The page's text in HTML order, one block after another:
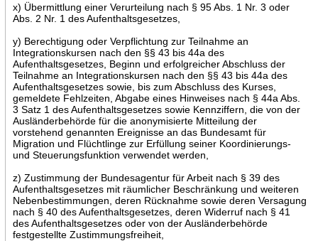
x) Übermittlung einer Verurteilung nach § 95 Abs. 1 Nr. 3 oder
Abs. 2 Nr. 1 des Aufenthaltsgesetzes,
y) Berechtigung oder Verpflichtung zur Teilnahme an
Integrationskursen nach den §§ 43 bis 44a des
Aufenthaltsgesetzes, Beginn und erfolgreicher Abschluss der
Teilnahme an Integrationskursen nach den §§ 43 bis 44a des
Aufenthaltsgesetzes sowie, bis zum Abschluss des Kurses,
gemeldete Fehlzeiten, Abgabe eines Hinweises nach § 44a Abs.
3 Satz 1 des Aufenthaltsgesetzes sowie Kennziffern, die von der
Ausländerbehörde für die anonymisierte Mitteilung der
vorstehend genannten Ereignisse an das Bundesamt für
Migration und Flüchtlinge zur Erfüllung seiner Koordinierungs-
und Steuerungsfunktion verwendet werden,
z) Zustimmung der Bundesagentur für Arbeit nach § 39 des
Aufenthaltsgesetzes mit räumlicher Beschränkung und weiteren
Nebenbestimmungen, deren Rücknahme sowie deren Versagung
nach § 40 des Aufenthaltsgesetzes, deren Widerruf nach § 41
des Aufenthaltsgesetzes oder von der Ausländerbehörde
festgestellte Zustimmungsfreiheit,